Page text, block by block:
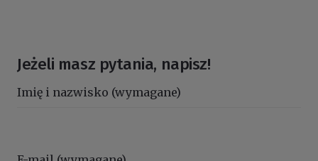
Jeżeli masz pytania, napisz!
Imię i nazwisko (wymagane)